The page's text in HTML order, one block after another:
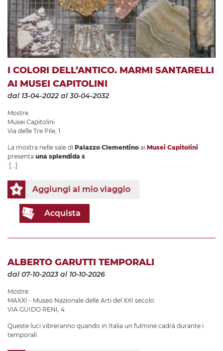
I COLORI DELL’ANTICO. MARMI SANTARELLI
AI MUSEI CAPITOLINI
dal 13-04-2022 al 30-04-2032
Mostre
Musei Capitolini
Via delle Tre Pile, 1
La mostra nelle sale di Palazzo Clementino ai Musei Capitolini
presenta una splendida s
[...]
Aggiungi al mio viaggio
Acquista
ALBERTO GARUTTI TEMPORALI
dal 07-10-2023al 10-10-2026
Mostre
MAXXI - Museo Nazionale delle Arti del XXI secolo
VIA GUIDO RENI, 4
Queste luci vibreranno quando in Italia un fulmine cadrà durante i
temporali.